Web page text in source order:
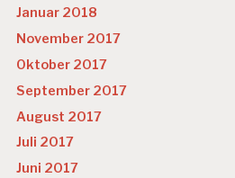
Januar 2018
November 2017
Oktober 2017
September 2017
August 2017
Juli 2017
Juni 2017